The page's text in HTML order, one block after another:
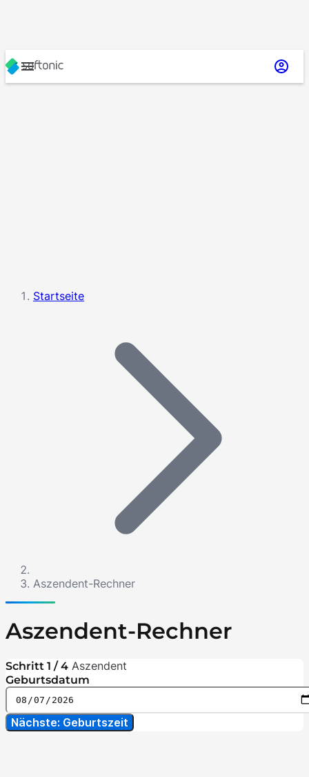
Startseite
Aszendent-Rechner
Aszendent-Rechner
Schritt 1 / 4 Aszendent
Geburtsdatum
Nächste: Geburtszeit